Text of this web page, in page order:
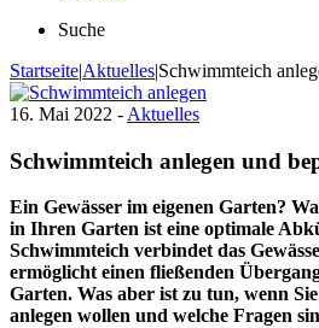
Suche
Startseite|Aktuelles|Schwimmteich
16. Mai 2022 - Aktuelles
Schwimmteich anlegen und
Ein Gewässer im eigenen Garten?
in Ihren Garten ist eine optimale
Schwimmteich verbindet das
ermöglicht einen fließenden
Garten. Was aber ist zu tun, wenn
anlegen wollen und welche Fragen